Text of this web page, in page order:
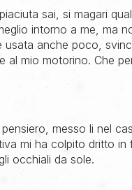
sai, si magari
intorno a me, ma
usata anche poco,
al mio motorino. Che
messo li nel
mi ha colpito dritto in
occhiali da sole.